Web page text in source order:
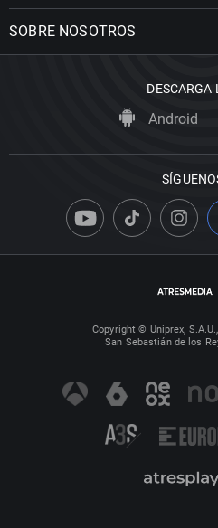
SOBRE NOSOTROS
DESCARGA
Android
Copyright © Uniprex,
San Sebastián de los